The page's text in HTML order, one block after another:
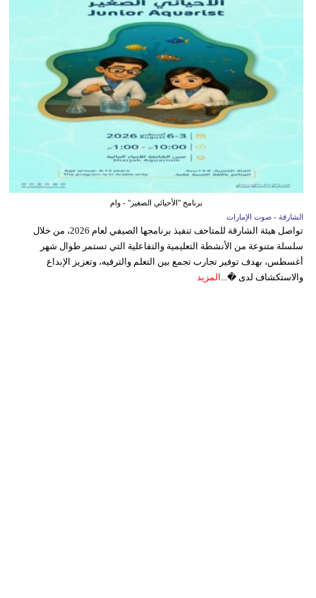
برنامج "الأحيائي الصغير" - وام
الشارقة - صوت الإمارات
تواصل هيئة الشارقة للمتاحف تنفيذ برنامجها الصيفي لعام 2026، من خلال
سلسلة متنوعة من الأنشطة التعليمية والتفاعلية التي تستمر طوال شهر
أغسطس، بهدف توفير تجارب تجمع بين التعلم والترفيه، وتعزيز الإبداع
والاستكشاف لدى �... المزيد